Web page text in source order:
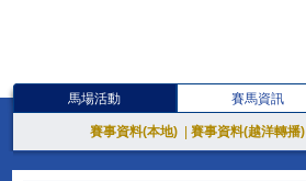
馬場活動 賽馬資訊
賽事資料(本地) 賽事資料(越洋轉播)